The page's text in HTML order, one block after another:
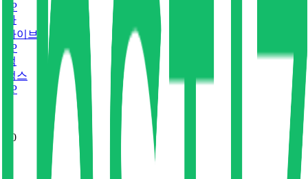
P
바
바이브
P
벅
벅스
P
0